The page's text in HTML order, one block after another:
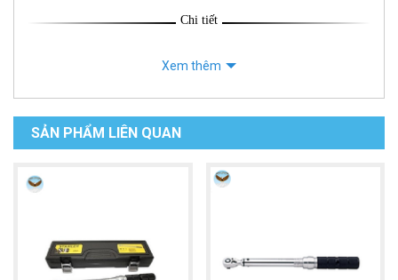
Chi tiết
Xem thêm
SẢN PHẨM LIÊN QUAN